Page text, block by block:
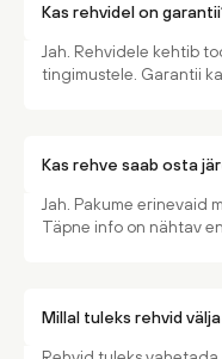
Kas rehvidel on
Jah. Rehvidele kehtib
tingimustele. Garantii
Kas rehve saab osta
Jah. Pakume erinevaid
Täpne info on nähtav
Millal tuleks rehvid